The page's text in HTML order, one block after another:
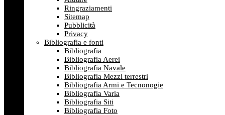
Ringraziamenti
Sitemap
Pubblicità
Privacy
Bibliografia e fonti
Bibliografia
Bibliografia Aerei
Bibliografia Navale
Bibliografia Mezzi terrestri
Bibliografia Armi e Tecnonogie
Bibliografia Varia
Bibliografia Siti
Bibliografia Foto